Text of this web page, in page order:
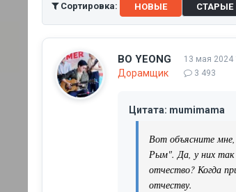
Сортировка: НОВЫЕ СТАРЫЕ
BO YEONG
Дорамщик
13 мая 2024
3 493
Цитата: mumimama
Вот объясните
Рым". Да, у них так
отчество? Когда
отчеству.